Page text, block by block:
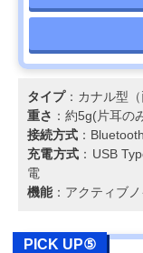
タイプ：カナル型（
重さ ：約5g(片耳の
接続方式 ：
充電方式 ：USB
電
機能：アクティブ
PICK UP⑤